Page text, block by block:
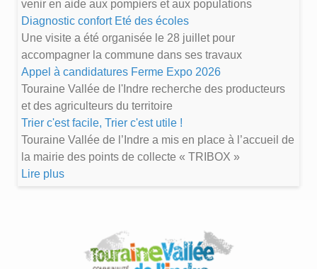
venir en aide aux pompiers et aux populations
Diagnostic confort Eté des écoles
Une visite a été organisée le 28 juillet pour
accompagner la commune dans ses travaux
Appel à candidatures Ferme Expo 2026
Touraine Vallée de l'Indre recherche des producteurs
et des agriculteurs du territoire
Trier c'est facile, Trier c'est utile !
Touraine Vallée de l’Indre a mis en place à l’accueil de
la mairie des points de collecte « TRIBOX »
Lire plus